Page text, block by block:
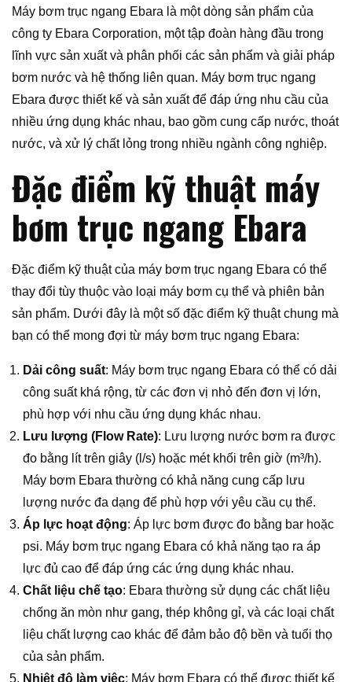
Máy bơm trục ngang Ebara là một dòng sản phẩm của
công ty Ebara Corporation, một tập đoàn hàng đầu trong
lĩnh vực sản xuất và phân phối các sản phẩm và giải pháp
bơm nước và hệ thống liên quan. Máy bơm trục ngang
Ebara được thiết kế và sản xuất để đáp ứng nhu cầu của
nhiều ứng dụng khác nhau, bao gồm cung cấp nước, thoát
nước, và xử lý chất lỏng trong nhiều ngành công nghiệp.
Đặc điểm kỹ thuật máy
bơm trục ngang Ebara
Đặc điểm kỹ thuật của máy bơm trục ngang Ebara có thể
thay đổi tùy thuộc vào loại máy bơm cụ thể và phiên bản
sản phẩm. Dưới đây là một số đặc điểm kỹ thuật chung mà
bạn có thể mong đợi từ máy bơm trục ngang Ebara:
Dải công suất: Máy bơm trục ngang Ebara có thể có dải
công suất khá rộng, từ các đơn vị nhỏ đến đơn vị lớn,
phù hợp với nhu cầu ứng dụng khác nhau.
Lưu lượng (Flow Rate): Lưu lượng nước bơm ra được
đo bằng lít trên giây (l/s) hoặc mét khối trên giờ (m³/h).
Máy bơm Ebara thường có khả năng cung cấp lưu
lượng nước đa dạng để phù hợp với yêu cầu cụ thể.
Áp lực hoạt động: Áp lực bơm được đo bằng bar hoặc
psi. Máy bơm trục ngang Ebara có khả năng tạo ra áp
lực đủ cao để đáp ứng các ứng dụng khác nhau.
Chất liệu chế tạo: Ebara thường sử dụng các chất liệu
chống ăn mòn như gang, thép không gỉ, và các loại chất
liệu chất lượng cao khác để đảm bảo độ bền và tuổi thọ
của sản phẩm.
Nhiệt độ làm việc: Máy bơm Ebara có thể được thiết kế